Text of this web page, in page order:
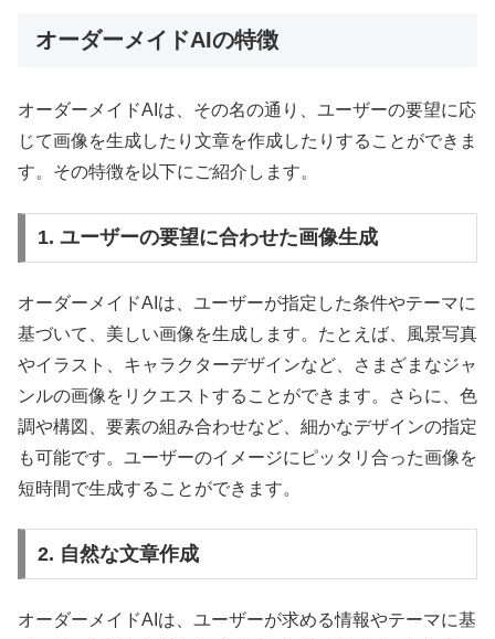
オーダーメイドAIの特徴
オーダーメイドAIは、その名の通り、ユーザーの要望に応
じて画像を生成したり文章を作成したりすることができま
す。その特徴を以下にご紹介します。
1. ユーザーの要望に合わせた画像生成
オーダーメイドAIは、ユーザーが指定した条件やテーマに
基づいて、美しい画像を生成します。たとえば、風景写真
やイラスト、キャラクターデザインなど、さまざまなジャ
ンルの画像をリクエストすることができます。さらに、色
調や構図、要素の組み合わせなど、細かなデザインの指定
も可能です。ユーザーのイメージにピッタリ合った画像を
短時間で生成することができます。
2. 自然な文章作成
オーダーメイドAIは、ユーザーが求める情報やテーマに基